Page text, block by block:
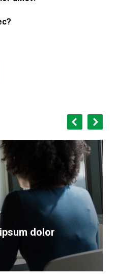
dolor